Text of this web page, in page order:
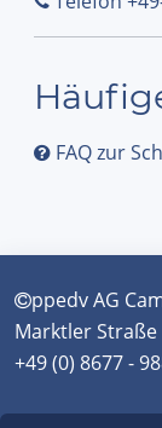
FAQ zur
ppedv AG
Marktler
+49 (0) 8677 -